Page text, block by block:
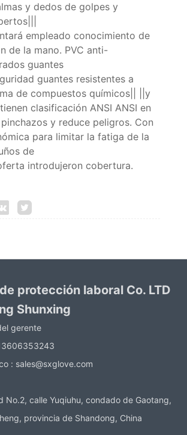
y dedos de golpes y
empleado conocimiento de
de la mano. PVC anti-
guantes
guantes resistentes a
de compuestos químicos|| ||y
clasificación ANSI ANSI en
y reduce peligros. Con
para limitar la fatiga de la
de
introdujeron cobertura.
protección laboral Co. LTD
Shunxing
gerente
: sales@sxglove.com
No.2, calle Yuqiuhu, condado de Gaotang,
provincia de Shandong, China